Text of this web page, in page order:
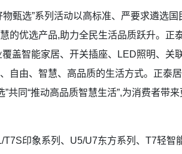
选”系列活动以高标准、严要求遴选国
的优选产品,助力全民生活品质跃升。正
盖智能家居、开关插座、LED照明、关
自由、智慧、高品质的生活方式。正泰
”共同“推动高品质智慧生活”,为消费者带
印象系列、U5/U7东方系列、T7轻智